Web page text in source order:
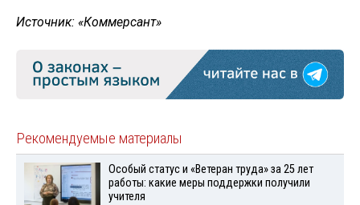
Источник: «Коммерсант»
Рекомендуемые материалы
Особый статус и «Ветеран труда» за 25 лет
работы: какие меры поддержки получили
учителя